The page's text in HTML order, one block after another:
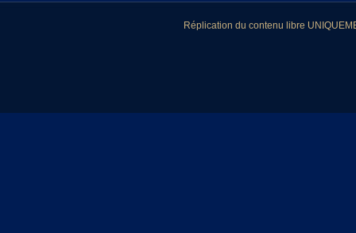
Réplication du contenu libre